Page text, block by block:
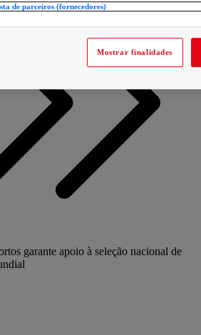
garante apoio à seleção nacional de
de parceiros (fornecedores)
Mostrar finalidades